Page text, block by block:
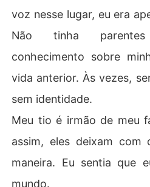
voz nesse lugar, eu era
Não tinha
conhecimento sobre
vida anterior. Às vezes,
sem identidade.
Meu tio é irmão de meu
assim, eles deixam com
maneira. Eu sentia que
mundo.